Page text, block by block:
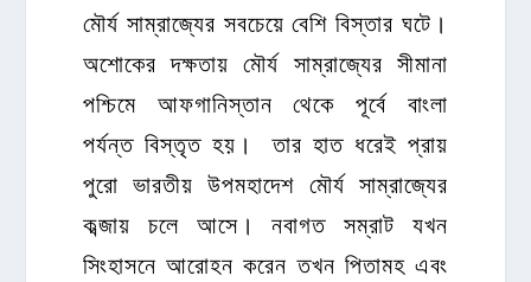
মৌর্য সাম্রাজ্যের সবচেয়ে বেশি বিস্তার ঘটে।
অশোকের দক্ষতায় মৌর্য সাম্রাজ্যের সীমানা
পশ্চিমে আফগানিস্তান থেকে পূর্বে বাংলা
পর্যন্ত বিস্তৃত হয়। তার হাত ধরেই প্রায়
পুরো ভারতীয় উপমহাদেশ মৌর্য সাম্রাজ্যের
কব্জায় চলে আসে। নবাগত সম্রাট যখন
সিংহাসনে আরোহন করেন তখন পিতামহ এবং